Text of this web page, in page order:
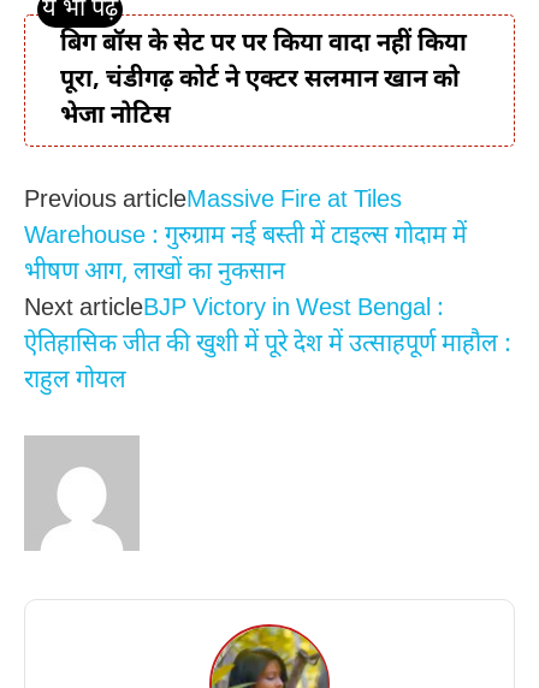
बिग बॉस के सेट पर पर किया वादा नहीं किया
पूरा, चंडीगढ़ कोर्ट ने एक्टर सलमान खान को
भेजा नोटिस
Previous articleMassive Fire at Tiles
Warehouse : गुरुग्राम नई बस्ती में टाइल्स गोदाम में
भीषण आग, लाखों का नुकसान
Next articleBJP Victory in West Bengal :
ऐतिहासिक जीत की खुशी में पूरे देश में उत्साहपूर्ण माहौल :
राहुल गोयल